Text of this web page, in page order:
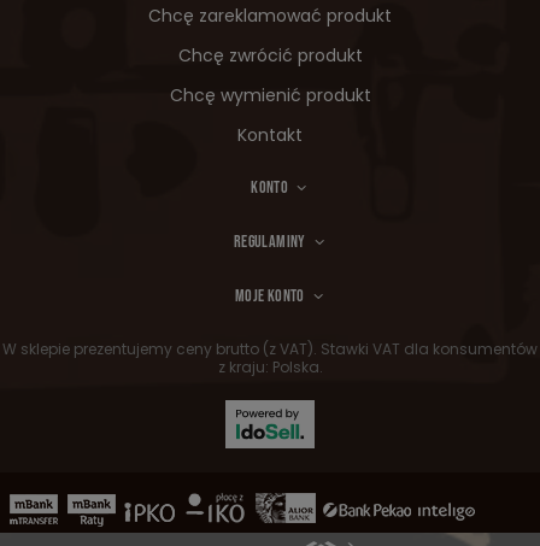
Chcę zareklamować produkt
Chcę zwrócić produkt
Chcę wymienić produkt
Kontakt
KONTO
REGULAMINY
MOJE KONTO
W sklepie prezentujemy ceny brutto (z VAT). Stawki VAT dla konsumentów
z kraju: Polska.